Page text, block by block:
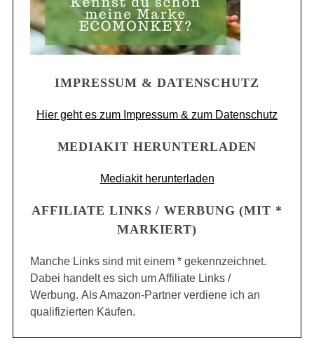
IMPRESSUM & DATENSCHUTZ
Hier geht es zum Impressum & zum Datenschutz
MEDIAKIT HERUNTERLADEN
Mediakit herunterladen
AFFILIATE LINKS / WERBUNG (MIT *
MARKIERT)
Manche Links sind mit einem * gekennzeichnet.
Dabei handelt es sich um Affiliate Links /
Werbung. Als Amazon-Partner verdiene ich an
qualifizierten Käufen.